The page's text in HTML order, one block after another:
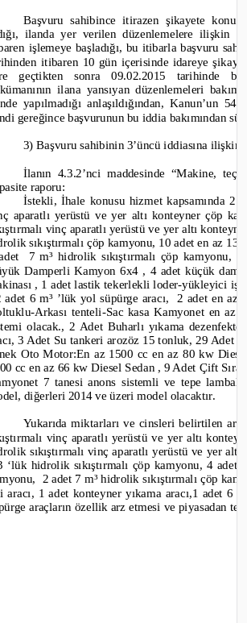
Başvuru sahibince itirazen şikayete
ilanda yer verilen düzenlemelere ilişkin
işlemeye başladığı, bu itibarla başvuru
itibaren 10 gün içerisinde idareye
geçtikten sonra 09.02.2015 tarihinde
ilana yansıyan düzenlemeleri
yapılmadığı anlaşıldığından, Kanun’un
gereğince başvurunun bu iddia bakımından
3) Başvuru sahibinin 3’üncü iddiasına
İlanın 4.3.2’nci maddesinde “Makine,
raporu:
İstekli, İhale konusu hizmet kapsamında 2
aparatlı yerüstü ve yer altı konteyner çöp
vinç aparatlı yerüstü ve yer altı
sıkıştırmalı çöp kamyonu, 10 adet en az
7 m³ hidrolik sıkıştırmalı çöp kamyonu,
Damperli Kamyon 6x4 , 4 adet küçük
, 1 adet lastik tekerlekli loder-yükleyici iş
adet 6 m³ ’lük yol süpürge aracı,
2 adet en az
Arkası tenteli-Sac kasa Kamyonet en az
olacak., 2 Adet Buharlı yıkama dezenfekte
3 Adet Su tankeri arozöz 15 tonluk, 29 Adet
Oto Motor:En az 1500 cc en az 80 kw
cc en az 66 kw Diesel Sedan , 9 Adet Çift Sıra
7 tanesi anons sistemli ve tepe
diğerleri 2014 ve üzeri model olacaktır.
Yukarıda miktarları ve cinsleri belirtilen
vinç aparatlı yerüstü ve yer altı
sıkıştırmalı vinç aparatlı yerüstü ve yer
‘lük hidrolik sıkıştırmalı çöp kamyonu, 4
2 adet 7 m³ hidrolik sıkıştırmalı çöp
aracı, 1 adet konteyner yıkama aracı,1 adet 6
araçların özellik arz etmesi ve piyasadan